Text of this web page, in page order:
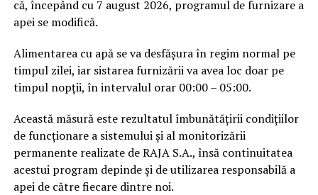
că, începând cu 7 august 2026, programul de furnizare a
apei se modifică.
Alimentarea cu apă se va desfășura în regim normal pe
timpul zilei, iar sistarea furnizării va avea loc doar pe
timpul nopții, în intervalul orar 00:00 – 05:00.
Această măsură este rezultatul îmbunătățirii condițiilor
de funcționare a sistemului și al monitorizării
permanente realizate de RAJA S.A., însă continuitatea
acestui program depinde și de utilizarea responsabilă a
apei de către fiecare dintre noi.